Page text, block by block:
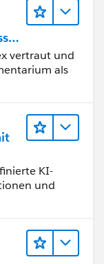
vertraut und
als
KI-
und